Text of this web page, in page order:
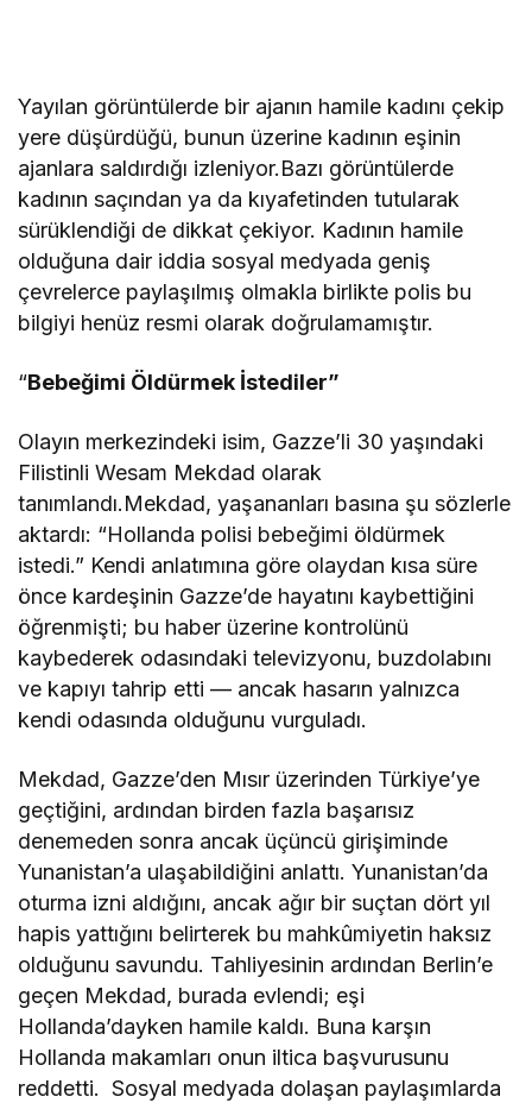
Yayılan görüntülerde bir ajanın hamile kadını çekip
yere düşürdüğü, bunun üzerine kadının eşinin
ajanlara saldırdığı izleniyor.Bazı görüntülerde
kadının saçından ya da kıyafetinden tutularak
sürüklendiği de dikkat çekiyor. Kadının hamile
olduğuna dair iddia sosyal medyada geniş
çevrelerce paylaşılmış olmakla birlikte polis bu
bilgiyi henüz resmi olarak doğrulamamıştır.
“Bebeğimi Öldürmek İstediler”
Olayın merkezindeki isim, Gazze’li 30 yaşındaki
Filistinli Wesam Mekdad olarak
tanımlandı.Mekdad, yaşananları basına şu sözlerle
aktardı: “Hollanda polisi bebeğimi öldürmek
istedi.” Kendi anlatımına göre olaydan kısa süre
önce kardeşinin Gazze’de hayatını kaybettiğini
öğrenmişti; bu haber üzerine kontrolünü
kaybederek odasındaki televizyonu, buzdolabını
ve kapıyı tahrip etti — ancak hasarın yalnızca
kendi odasında olduğunu vurguladı.
Mekdad, Gazze’den Mısır üzerinden Türkiye’ye
geçtiğini, ardından birden fazla başarısız
denemeden sonra ancak üçüncü girişiminde
Yunanistan’a ulaşabildiğini anlattı. Yunanistan’da
oturma izni aldığını, ancak ağır bir suçtan dört yıl
hapis yattığını belirterek bu mahkûmiyetin haksız
olduğunu savundu. Tahliyesinin ardından Berlin’e
geçen Mekdad, burada evlendi; eşi
Hollanda’dayken hamile kaldı. Buna karşın
Hollanda makamları onun iltica başvurusunu
reddetti. Sosyal medyada dolaşan paylaşımlarda